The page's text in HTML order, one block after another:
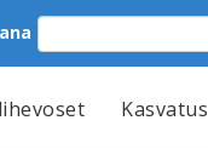
Kasvatus